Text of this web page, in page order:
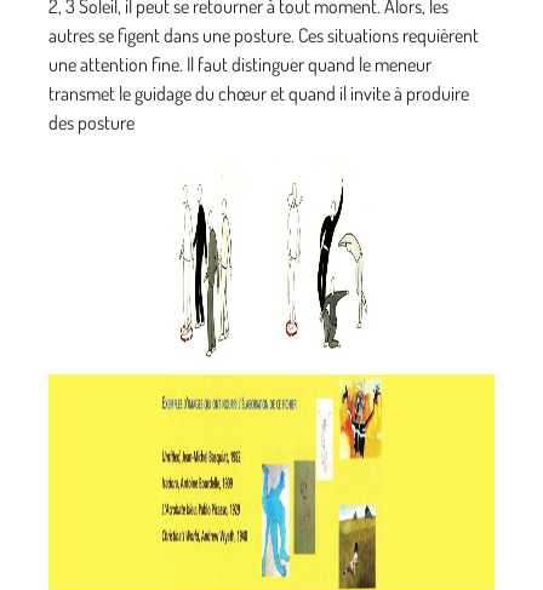
2, 3 Soleil, il peut se retourner à tout moment. Alors, les
autres se figent dans une posture. Ces situations requièrent
une attention fine. Il faut distinguer quand le meneur
transmet le guidage du chœur et quand il invite à produire
des posture